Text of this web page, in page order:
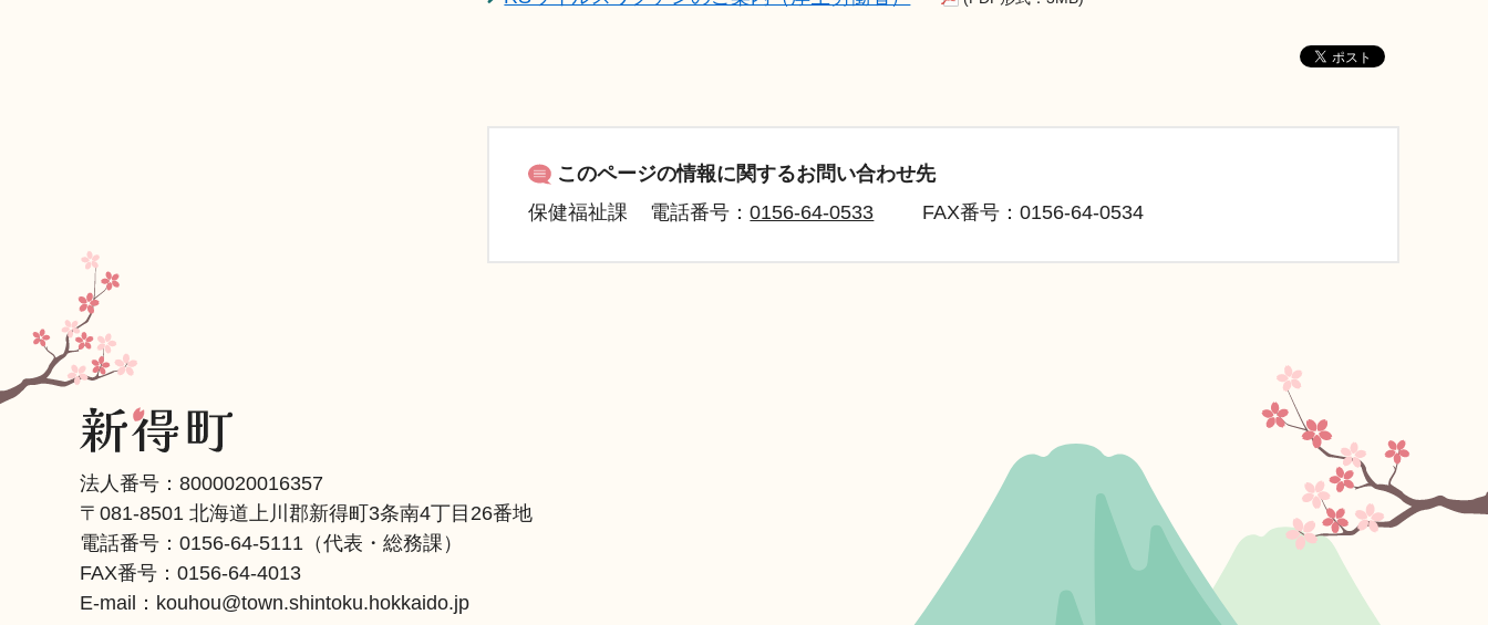
このページの情報に関するお問い合わせ先
保健福祉課
電話番号：0156-64-0533 FAX番号：0156-64-0534
法人番号：8000020016357
〒081-8501 北海道上川郡新得町3条南4丁目26番地
電話番号： 0156-64-5111 （代表・総務課）
FAX番号：0156-64-4013
E-mail：kouhou@town.shintoku.hokkaido.jp